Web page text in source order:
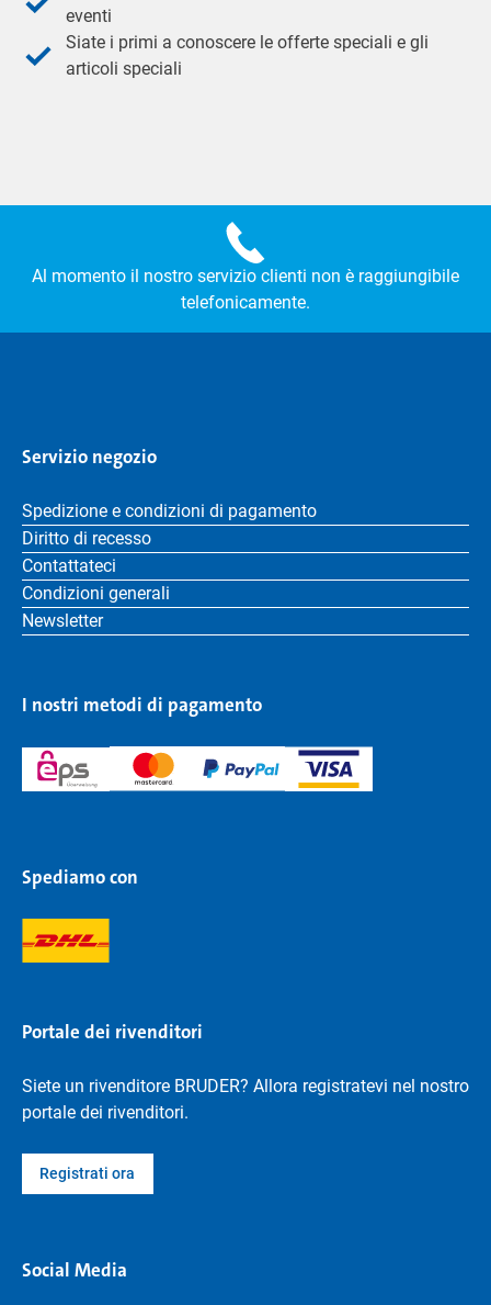
eventi
Siate i primi a conoscere le offerte speciali e gli
articoli speciali
Al momento il nostro servizio clienti non è raggiungibile
telefonicamente.
Servizio negozio
Spedizione e condizioni di pagamento
Diritto di recesso
Contattateci
Condizioni generali
Newsletter
I nostri metodi di pagamento
Spediamo con
Portale dei rivenditori
Siete un rivenditore BRUDER? Allora registratevi nel nostro
portale dei rivenditori.
Registrati ora
Social Media